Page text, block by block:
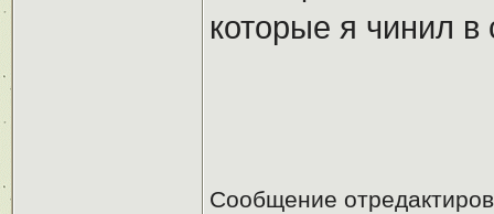
которые я чинил в
Сообщение